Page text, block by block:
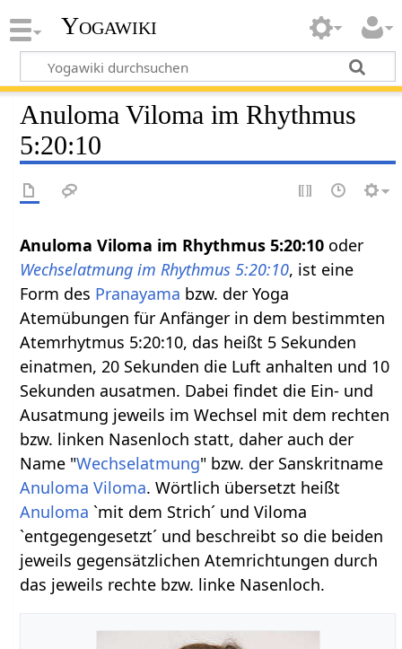
Yogawiki
Anuloma Viloma im Rhythmus
5:20:10
Anuloma Viloma im Rhythmus 5:20:10 oder
Wechselatmung im Rhythmus 5:20:10, ist eine
Form des Pranayama bzw. der Yoga
Atemübungen für Anfänger in dem bestimmten
Atemrhytmus 5:20:10, das heißt 5 Sekunden
einatmen, 20 Sekunden die Luft anhalten und 10
Sekunden ausatmen. Dabei findet die Ein- und
Ausatmung jeweils im Wechsel mit dem rechten
bzw. linken Nasenloch statt, daher auch der
Name "Wechselatmung" bzw. der Sanskritname
Anuloma Viloma. Wörtlich übersetzt heißt
Anuloma `mit dem Strich´ und Viloma
`entgegengesetzt´ und beschreibt so die beiden
jeweils gegensätzlichen Atemrichtungen durch
das jeweils rechte bzw. linke Nasenloch.